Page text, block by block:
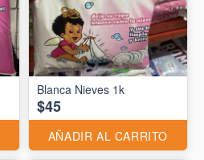
Blanca Nieves 1k
$45
AÑADIR AL CARRITO